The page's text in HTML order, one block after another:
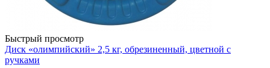
Быстрый просмотр
Диск «олимпийский» 2,5 кг, обрезиненный, цветной с
ручками